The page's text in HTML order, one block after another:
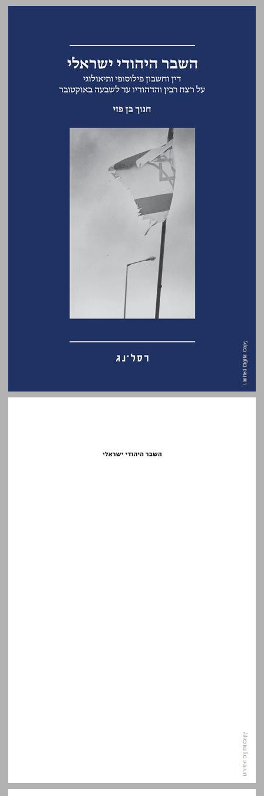
השבר היהודי ישראלי: דין וחשבון פילוסופי ותיאולוגי על רצח רבין והדהודיו עד לשבעה באוקטובר ... 0